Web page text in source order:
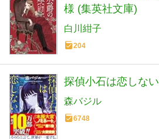
様 (集英社文庫)
白川紺子
204
探偵小石は恋しない
森バジル
6748